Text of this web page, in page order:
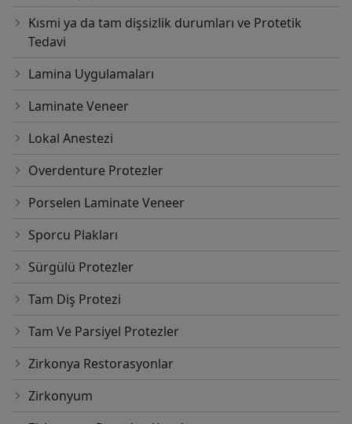
Kısmi ya da tam dişsizlik durumları ve Protetik
Tedavi
Lamina Uygulamaları
Laminate Veneer
Lokal Anestezi
Overdenture Protezler
Porselen Laminate Veneer
Sporcu Plakları
Sürgülü Protezler
Tam Diş Protezi
Tam Ve Parsiyel Protezler
Zirkonya Restorasyonlar
Zirkonyum